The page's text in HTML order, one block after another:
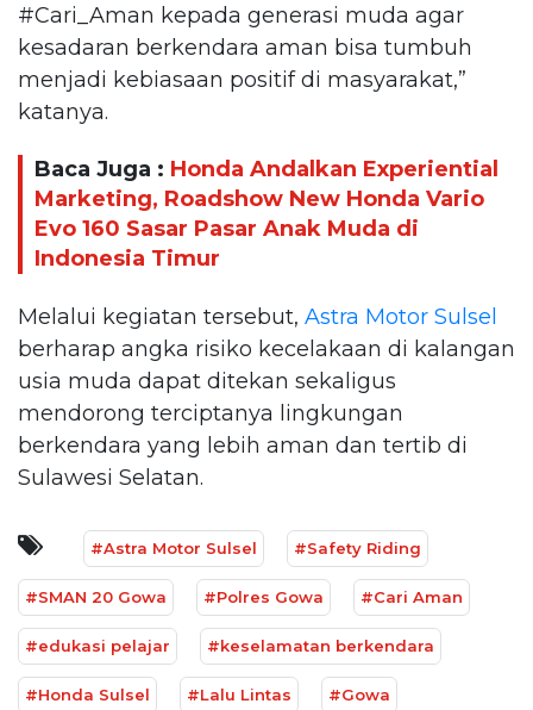
#Cari_Aman kepada generasi muda agar
kesadaran berkendara aman bisa tumbuh
menjadi kebiasaan positif di masyarakat,”
katanya.
Baca Juga : Honda Andalkan Experiential
Marketing, Roadshow New Honda Vario
Evo 160 Sasar Pasar Anak Muda di
Indonesia Timur
Melalui kegiatan tersebut, Astra Motor Sulsel
berharap angka risiko kecelakaan di kalangan
usia muda dapat ditekan sekaligus
mendorong terciptanya lingkungan
berkendara yang lebih aman dan tertib di
Sulawesi Selatan.
#Astra Motor Sulsel #Safety Riding
#SMAN 20 Gowa #Polres Gowa #Cari Aman
#edukasi pelajar #keselamatan berkendara
#Honda Sulsel #Lalu Lintas #Gowa